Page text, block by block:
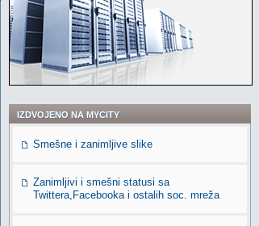
IZDVOJENO NA MYCITY
Smešne i zanimljive slike
Zanimljivi i smešni statusi sa
Twittera,Facebooka i ostalih soc. mreža